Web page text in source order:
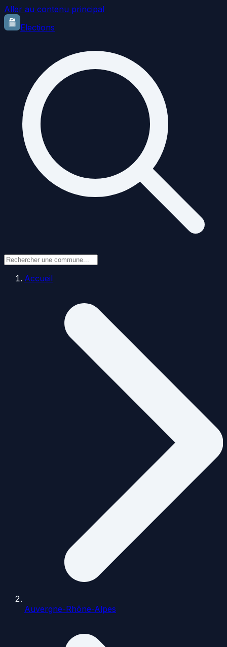
Aller au contenu principal
Elections
Accueil
Auvergne-Rhône-Alpes